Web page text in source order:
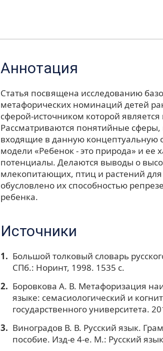
Аннотация
Статья посвящена исследованию
метафорических номинаций детей
сферой-источником которой
Рассматриваются понятийные
входящие в данную концептуальную
модели «Ребенок - это природа» и ее
потенциалы. Делаются выводы о
млекопитающих, птиц и растений
обусловлено их способностью
ребенка.
Источники
Большой толковый словарь
СПб.: Норинт, 1998. 1535 с.
Боровкова А. В. Метафоризация
языке: семасиологический и
государственного университета.
Виноградов В. В. Русский язык.
пособие. Изд-е 4-е. М.: Русский